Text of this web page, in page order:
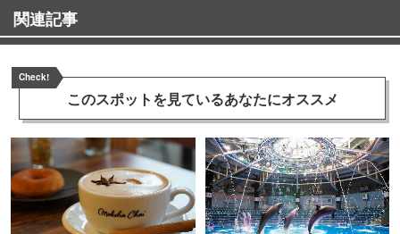
関連記事
Check!
このスポットを見ているあなたにオススメ